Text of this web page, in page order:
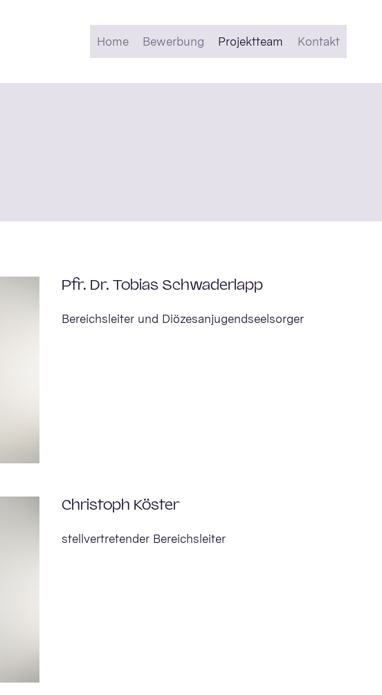
Home Bewerbung Projektteam Kontakt
Pfr. Dr. Tobias Schwaderlapp
Bereichsleiter und Diözesanjugendseelsorger
Christoph Köster
stellvertretender Bereichsleiter